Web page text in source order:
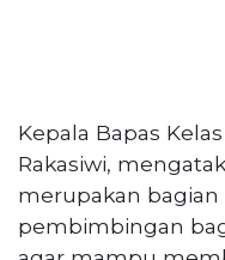
Kepala Bapas
Rakasiwi,
merupakan
pembimbingan